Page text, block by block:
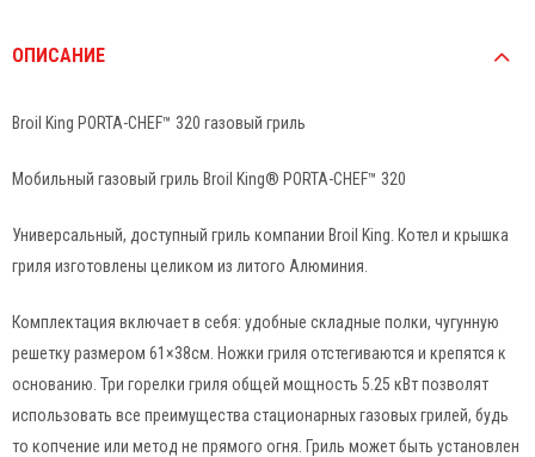
ОПИСАНИЕ
Broil King PORTA-CHEF™ 320 газовый гриль
Мобильный газовый гриль Broil King® PORTA-CHEF™ 320
Универсальный, доступный гриль компании Broil King. Котел и крышка
гриля изготовлены целиком из литого Алюминия.
Комплектация включает в себя: удобные складные полки, чугунную
решетку размером 61×38см. Ножки гриля отстегиваются и крепятся к
основанию. Три горелки гриля общей мощность 5.25 кВт позволят
использовать все преимущества стационарных газовых грилей, будь
то копчение или метод не прямого огня. Гриль может быть установлен